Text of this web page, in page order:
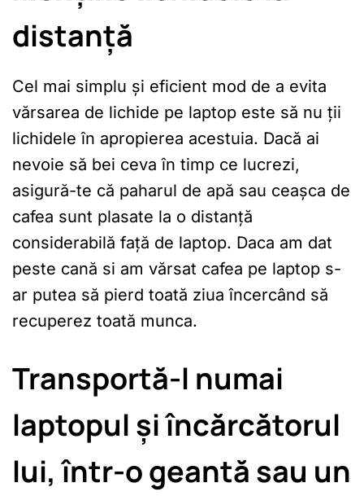
distanță
Cel mai simplu și eficient mod de a evita
vărsarea de lichide pe laptop este să nu ții
lichidele în apropierea acestuia. Dacă ai
nevoie să bei ceva în timp ce lucrezi,
asigură-te că paharul de apă sau ceașca de
cafea sunt plasate la o distanță
considerabilă față de laptop. Daca am dat
peste cană si am vărsat cafea pe laptop s-
ar putea să pierd toată ziua încercând să
recuperez toată munca.
Transportă-l numai
laptopul și încărcătorul
lui, într-o geantă sau un